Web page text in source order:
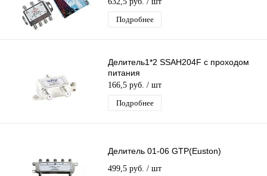
Подробнее
Делитель1*2 SSAH204F с проходом
питания
166,5 руб. / шт
Подробнее
Делитель 01-06 GTP(Euston)
499,5 руб. / шт